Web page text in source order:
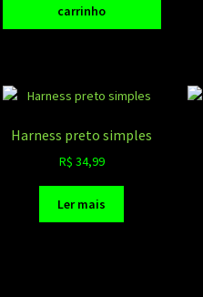
carrinho
Harness preto simples
R$ 34,99
Ler mais